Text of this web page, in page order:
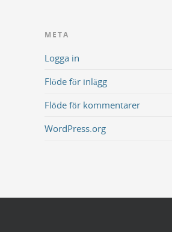
META
Logga in
Flöde för inlägg
Flöde för kommentarer
WordPress.org